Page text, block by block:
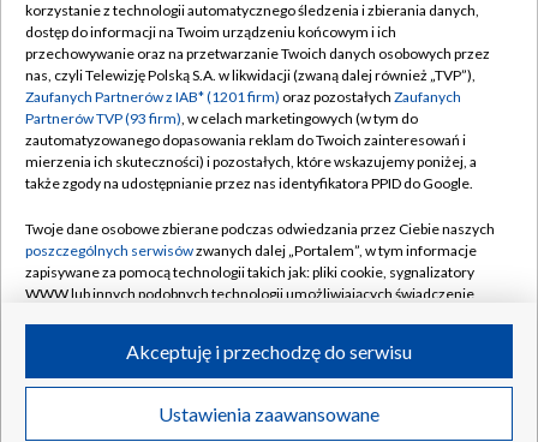
TVP
Abonament TVP
Emisja w TVP
Centrum informacji TVP
Naziemna Telewizja Cyfrowa
Rada Programowa
System NOS
Informacje o nadawcy
Program dla prasy
Regulamin TVP
Polityka prywatności
Moje zgody
Pomoc
Kontakt
Kanały
©2026 Telewizja Polska S.A. w likwidacji
korzystanie z technologii automatycznego śledzenia i zbierania danych,
dostęp do informacji na Twoim urządzeniu końcowym i ich
przechowywanie oraz na przetwarzanie Twoich danych osobowych przez
nas, czyli Telewizję Polską S.A. w likwidacji (zwaną dalej również „TVP”),
Zaufanych Partnerów z IAB* (1201 firm) oraz pozostałych Zaufanych
Partnerów TVP (93 firm), w celach marketingowych (w tym do
zautomatyzowanego dopasowania reklam do Twoich zainteresowań i
mierzenia ich skuteczności) i pozostałych, które wskazujemy poniżej, a
także zgody na udostępnianie przez nas identyfikatora PPID do Google.
Twoje dane osobowe zbierane podczas odwiedzania przez Ciebie naszych
poszczególnych serwisówzwanych dalej „Portalem”, w tym informacje
zapisywane za pomocą technologii takich jak: pliki cookie, sygnalizatory
WWW lub innych podobnych technologii umożliwiających świadczenie
ruchu w Internecie.
Twoje dane osobowe zbierane podczas odwiedzania przez Ciebie
poszczególnych serwisówna Portalu, takie jak adresy IP, identyfikatory
Ustawienia zaawansowane
Akceptuję i przechodzę do serwisu